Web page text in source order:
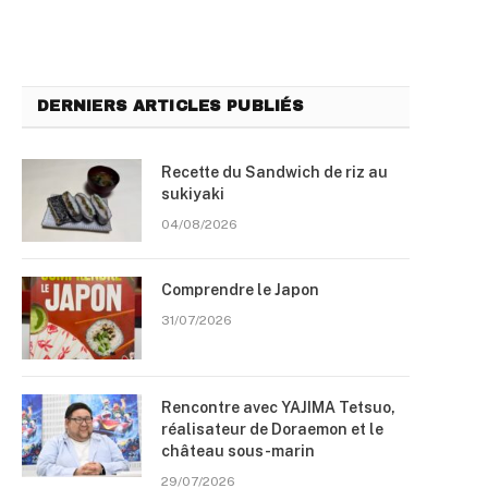
DERNIERS ARTICLES PUBLIÉS
Recette du Sandwich de riz au
sukiyaki
04/08/2026
Comprendre le Japon
31/07/2026
Rencontre avec YAJIMA Tetsuo,
réalisateur de Doraemon et le
château sous-marin
29/07/2026